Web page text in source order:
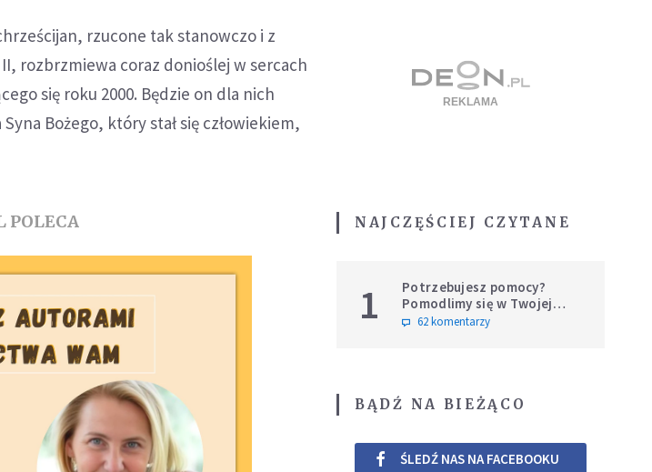
rzucone tak stanowczo i z
rozbrzmiewa coraz donioślej w sercach
się roku 2000. Będzie on dla nich
Bożego, który stał się człowiekiem,
POLECA NAJCZĘŚCIEJ CZYTANE
1
Potrzebujesz pomocy?
Pomodlimy się w Twojej
intencji
62 komentarzy
BĄDŹ NA BIEŻĄCO
ŚLEDŹ NAS NA FACEBOOKU